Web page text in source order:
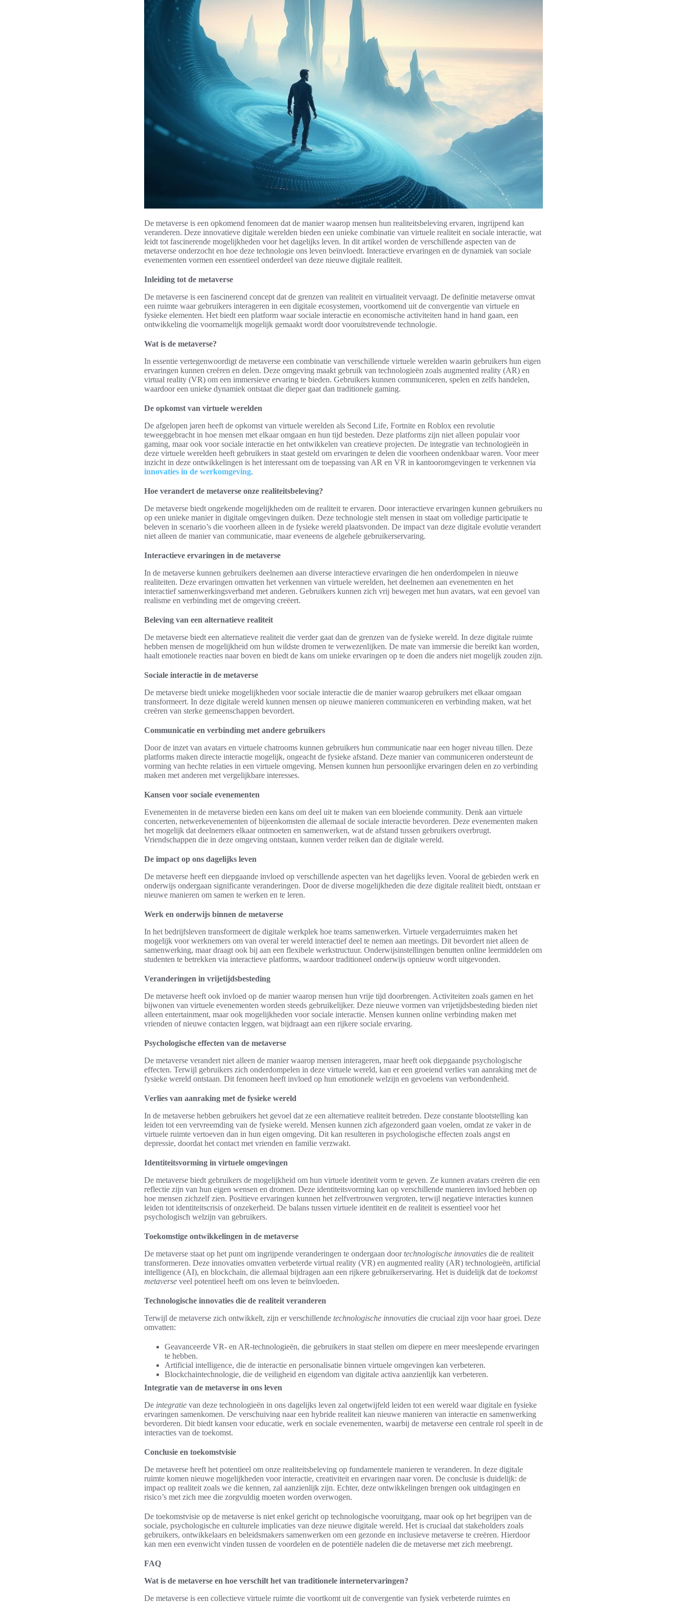
De metaverse is een opkomend fenomeen dat de manier waarop mensen hun realiteitsbeleving ervaren, ingrijpend kan
veranderen. Deze innovatieve digitale werelden bieden een unieke combinatie van virtuele realiteit en sociale interactie, wat
leidt tot fascinerende mogelijkheden voor het dagelijks leven. In dit artikel worden de verschillende aspecten van de
metaverse onderzocht en hoe deze technologie ons leven beïnvloedt. Interactieve ervaringen en de dynamiek van sociale
evenementen vormen een essentieel onderdeel van deze nieuwe digitale realiteit.
Inleiding tot de metaverse
De metaverse is een fascinerend concept dat de grenzen van realiteit en virtualiteit vervaagt. De definitie metaverse omvat
een ruimte waar gebruikers interageren in een digitale ecosystemen, voortkomend uit de convergentie van virtuele en
fysieke elementen. Het biedt een platform waar sociale interactie en economische activiteiten hand in hand gaan, een
ontwikkeling die voornamelijk mogelijk gemaakt wordt door vooruitstrevende technologie.
Wat is de metaverse?
In essentie vertegenwoordigt de metaverse een combinatie van verschillende virtuele werelden waarin gebruikers hun eigen
ervaringen kunnen creëren en delen. Deze omgeving maakt gebruik van technologieën zoals augmented reality (AR) en
virtual reality (VR) om een immersieve ervaring te bieden. Gebruikers kunnen communiceren, spelen en zelfs handelen,
waardoor een unieke dynamiek ontstaat die dieper gaat dan traditionele gaming.
De opkomst van virtuele werelden
De afgelopen jaren heeft de opkomst van virtuele werelden als Second Life, Fortnite en Roblox een revolutie
teweeggebracht in hoe mensen met elkaar omgaan en hun tijd besteden. Deze platforms zijn niet alleen populair voor
gaming, maar ook voor sociale interactie en het ontwikkelen van creatieve projecten. De integratie van technologieën in
deze virtuele werelden heeft gebruikers in staat gesteld om ervaringen te delen die voorheen ondenkbaar waren. Voor meer
inzicht in deze ontwikkelingen is het interessant om de toepassing van AR en VR in kantooromgevingen te verkennen via
innovaties in de werkomgeving.
Hoe verandert de metaverse onze realiteitsbeleving?
De metaverse biedt ongekende mogelijkheden om de realiteit te ervaren. Door interactieve ervaringen kunnen gebruikers nu
op een unieke manier in digitale omgevingen duiken. Deze technologie stelt mensen in staat om volledige participatie te
beleven in scenario’s die voorheen alleen in de fysieke wereld plaatsvonden. De impact van deze digitale evolutie verandert
niet alleen de manier van communicatie, maar eveneens de algehele gebruikerservaring.
Interactieve ervaringen in de metaverse
In de metaverse kunnen gebruikers deelnemen aan diverse interactieve ervaringen die hen onderdompelen in nieuwe
realiteiten. Deze ervaringen omvatten het verkennen van virtuele werelden, het deelnemen aan evenementen en het
interactief samenwerkingsverband met anderen. Gebruikers kunnen zich vrij bewegen met hun avatars, wat een gevoel van
realisme en verbinding met de omgeving creëert.
Beleving van een alternatieve realiteit
De metaverse biedt een alternatieve realiteit die verder gaat dan de grenzen van de fysieke wereld. In deze digitale ruimte
hebben mensen de mogelijkheid om hun wildste dromen te verwezenlijken. De mate van immersie die bereikt kan worden,
haalt emotionele reacties naar boven en biedt de kans om unieke ervaringen op te doen die anders niet mogelijk zouden zijn.
Sociale interactie in de metaverse
De metaverse biedt unieke mogelijkheden voor sociale interactie die de manier waarop gebruikers met elkaar omgaan
transformeert. In deze digitale wereld kunnen mensen op nieuwe manieren communiceren en verbinding maken, wat het
creëren van sterke gemeenschappen bevordert.
Communicatie en verbinding met andere gebruikers
Door de inzet van avatars en virtuele chatrooms kunnen gebruikers hun communicatie naar een hoger niveau tillen. Deze
platforms maken directe interactie mogelijk, ongeacht de fysieke afstand. Deze manier van communiceren ondersteunt de
vorming van hechte relaties in een virtuele omgeving. Mensen kunnen hun persoonlijke ervaringen delen en zo verbinding
maken met anderen met vergelijkbare interesses.
Kansen voor sociale evenementen
Evenementen in de metaverse bieden een kans om deel uit te maken van een bloeiende community. Denk aan virtuele
concerten, netwerkevenementen of bijeenkomsten die allemaal de sociale interactie bevorderen. Deze evenementen maken
het mogelijk dat deelnemers elkaar ontmoeten en samenwerken, wat de afstand tussen gebruikers overbrugt.
Vriendschappen die in deze omgeving ontstaan, kunnen verder reiken dan de digitale wereld.
De impact op ons dagelijks leven
De metaverse heeft een diepgaande invloed op verschillende aspecten van het dagelijks leven. Vooral de gebieden werk en
onderwijs ondergaan significante veranderingen. Door de diverse mogelijkheden die deze digitale realiteit biedt, ontstaan er
nieuwe manieren om samen te werken en te leren.
Werk en onderwijs binnen de metaverse
In het bedrijfsleven transformeert de digitale werkplek hoe teams samenwerken. Virtuele vergaderruimtes maken het
mogelijk voor werknemers om van overal ter wereld interactief deel te nemen aan meetings. Dit bevordert niet alleen de
samenwerking, maar draagt ook bij aan een flexibele werkstructuur. Onderwijsinstellingen benutten online leermiddelen om
studenten te betrekken via interactieve platforms, waardoor traditioneel onderwijs opnieuw wordt uitgevonden.
Veranderingen in vrijetijdsbesteding
De metaverse heeft ook invloed op de manier waarop mensen hun vrije tijd doorbrengen. Activiteiten zoals gamen en het
bijwonen van virtuele evenementen worden steeds gebruikelijker. Deze nieuwe vormen van vrijetijdsbesteding bieden niet
alleen entertainment, maar ook mogelijkheden voor sociale interactie. Mensen kunnen online verbinding maken met
vrienden of nieuwe contacten leggen, wat bijdraagt aan een rijkere sociale ervaring.
Psychologische effecten van de metaverse
De metaverse verandert niet alleen de manier waarop mensen interageren, maar heeft ook diepgaande psychologische
effecten. Terwijl gebruikers zich onderdompelen in deze virtuele wereld, kan er een groeiend verlies van aanraking met de
fysieke wereld ontstaan. Dit fenomeen heeft invloed op hun emotionele welzijn en gevoelens van verbondenheid.
Verlies van aanraking met de fysieke wereld
In de metaverse hebben gebruikers het gevoel dat ze een alternatieve realiteit betreden. Deze constante blootstelling kan
leiden tot een vervreemding van de fysieke wereld. Mensen kunnen zich afgezonderd gaan voelen, omdat ze vaker in de
virtuele ruimte vertoeven dan in hun eigen omgeving. Dit kan resulteren in psychologische effecten zoals angst en
depressie, doordat het contact met vrienden en familie verzwakt.
Identiteitsvorming in virtuele omgevingen
De metaverse biedt gebruikers de mogelijkheid om hun virtuele identiteit vorm te geven. Ze kunnen avatars creëren die een
reflectie zijn van hun eigen wensen en dromen. Deze identiteitsvorming kan op verschillende manieren invloed hebben op
hoe mensen zichzelf zien. Positieve ervaringen kunnen het zelfvertrouwen vergroten, terwijl negatieve interacties kunnen
leiden tot identiteitscrisis of onzekerheid. De balans tussen virtuele identiteit en de realiteit is essentieel voor het
psychologisch welzijn van gebruikers.
Toekomstige ontwikkelingen in de metaverse
De metaverse staat op het punt om ingrijpende veranderingen te ondergaan doortechnologische innovaties die de realiteit
transformeren. Deze innovaties omvatten verbeterde virtual reality (VR) en augmented reality (AR) technologieën, artificial
intelligence (AI), en blockchain, die allemaal bijdragen aan een rijkere gebruikerservaring. Het is duidelijk dat de toekomst
metaverse veel potentieel heeft om ons leven te beïnvloeden.
Technologische innovaties die de realiteit veranderen
Terwijl de metaverse zich ontwikkelt, zijn er verschillende technologische innovaties die cruciaal zijn voor haar groei. Deze
omvatten:
Geavanceerde VR- en AR-technologieën, die gebruikers in staat stellen om diepere en meer meeslepende ervaringen
te hebben.
Artificial intelligence, die de interactie en personalisatie binnen virtuele omgevingen kan verbeteren.
Blockchaintechnologie, die de veiligheid en eigendom van digitale activa aanzienlijk kan verbeteren.
Integratie van de metaverse in ons leven
De integratie van deze technologieën in ons dagelijks leven zal ongetwijfeld leiden tot een wereld waar digitale en fysieke
ervaringen samenkomen. De verschuiving naar een hybride realiteit kan nieuwe manieren van interactie en samenwerking
bevorderen. Dit biedt kansen voor educatie, werk en sociale evenementen, waarbij de metaverse een centrale rol speelt in de
interacties van de toekomst.
Conclusie en toekomstvisie
De metaverse heeft het potentieel om onze realiteitsbeleving op fundamentele manieren te veranderen. In deze digitale
ruimte komen nieuwe mogelijkheden voor interactie, creativiteit en ervaringen naar voren. De conclusie is duidelijk: de
impact op realiteit zoals we die kennen, zal aanzienlijk zijn. Echter, deze ontwikkelingen brengen ook uitdagingen en
risico’s met zich mee die zorgvuldig moeten worden overwogen.
De toekomstvisie op de metaverse is niet enkel gericht op technologische vooruitgang, maar ook op het begrijpen van de
sociale, psychologische en culturele implicaties van deze nieuwe digitale wereld. Het is cruciaal dat stakeholders zoals
gebruikers, ontwikkelaars en beleidsmakers samenwerken om een gezonde en inclusieve metaverse te creëren. Hierdoor
kan men een evenwicht vinden tussen de voordelen en de potentiële nadelen die de metaverse met zich meebrengt.
FAQ
Wat is de metaverse en hoe verschilt het van traditionele internetervaringen?
De metaverse is een collectieve virtuele ruimte die voortkomt uit de convergentie van fysiek verbeterde ruimtes en